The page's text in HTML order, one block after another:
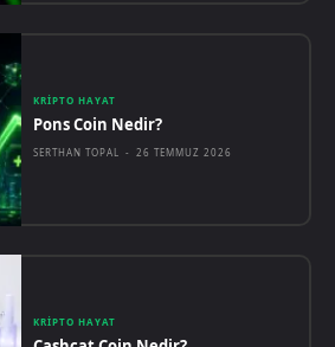
KRIPTO HAYAT
Pons Coin Nedir?
SERTHAN TOPAL - 26 TEMMUZ 2026
KRIPTO HAYAT